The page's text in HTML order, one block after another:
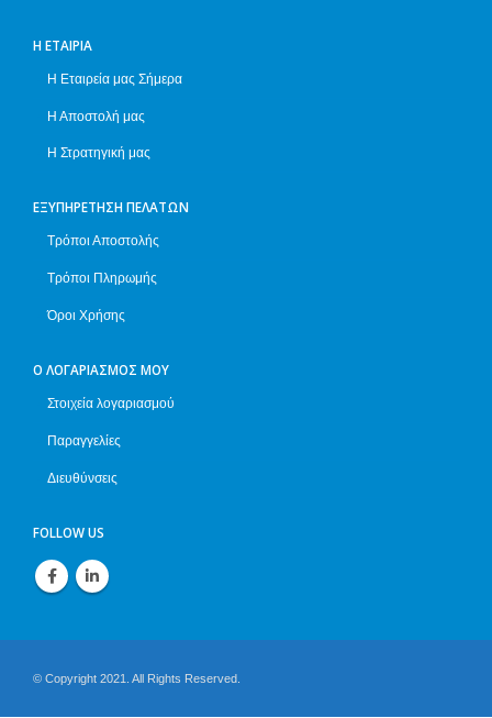
Η ΕΤΑΙΡΊΑ
Η Εταιρεία μας Σήμερα
Η Αποστολή μας
Η Στρατηγική μας
ΕΞΥΠΗΡΈΤΗΣΗ ΠΕΛΑΤΏΝ
Τρόποι Αποστολής
Τρόποι Πληρωμής
Όροι Χρήσης
Ο ΛΟΓΑΡΙΑΣΜΌΣ ΜΟΥ
Στοιχεία λογαριασμού
Παραγγελίες
Διευθύνσεις
FOLLOW US
© Copyright 2021. All Rights Reserved.